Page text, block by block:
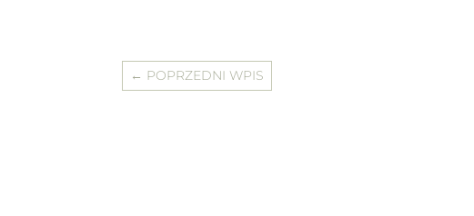
← POPRZEDNI WPIS